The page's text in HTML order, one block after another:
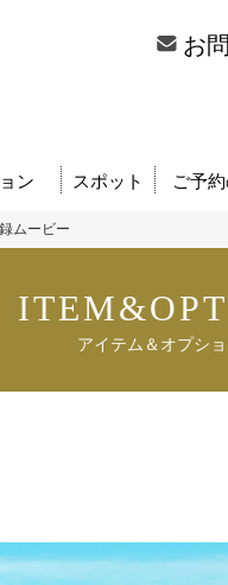
お
ン スポット ご予
ムービー
アイテム＆オプシ